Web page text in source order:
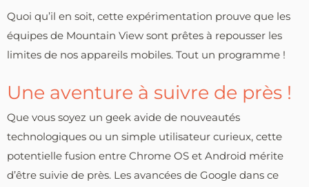
Quoi qu’il en soit, cette expérimentation prouve que les
équipes de Mountain View sont prêtes à repousser les
limites de nos appareils mobiles. Tout un programme !
Une aventure à suivre de près !
Que vous soyez un geek avide de nouveautés
technologiques ou un simple utilisateur curieux, cette
potentielle fusion entre Chrome OS et Android mérite
d’être suivie de près. Les avancées de Google dans ce